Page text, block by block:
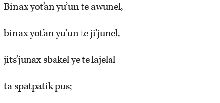
Binax yot’an yu’un te awunel,
binax yot’an yu’un te ji’junel,
jits’junax sbakel ye te lajelal
ta spatpatik pus;